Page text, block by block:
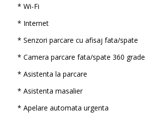
* Wi-Fi
* Internet
* Senzori parcare cu afisaj fata/spate
* Camera parcare fata/spate 360 grade
* Asistenta la parcare
* Asistenta masalier
* Apelare automata urgenta